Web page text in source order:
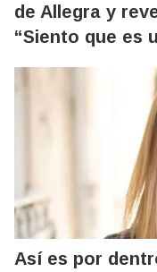
de Allegra y
“Siento que es
Así es por